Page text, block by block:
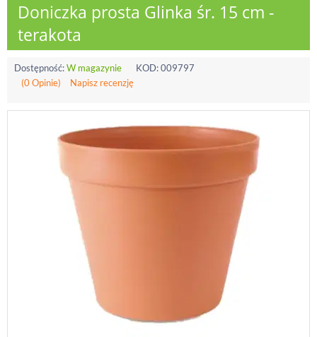
Doniczka prosta Glinka śr. 15 cm -
terakota
Dostępność:W magazynie KOD:009797
(0 Opinie)
Napisz recenzję